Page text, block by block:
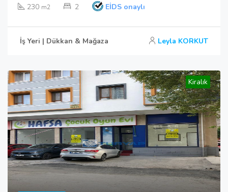
230 m2 2 EİDS onaylı
İş Yeri | Dükkan & Mağaza Leyla KORKUT
Kiralık